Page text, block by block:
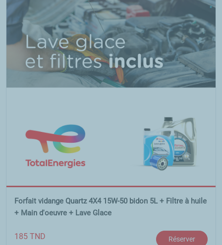
Forfait vidange Quartz 4X4 15W-50 bidon 5L + Filtre à huile
+ Main d'oeuvre + Lave Glace
185 TND Réserver